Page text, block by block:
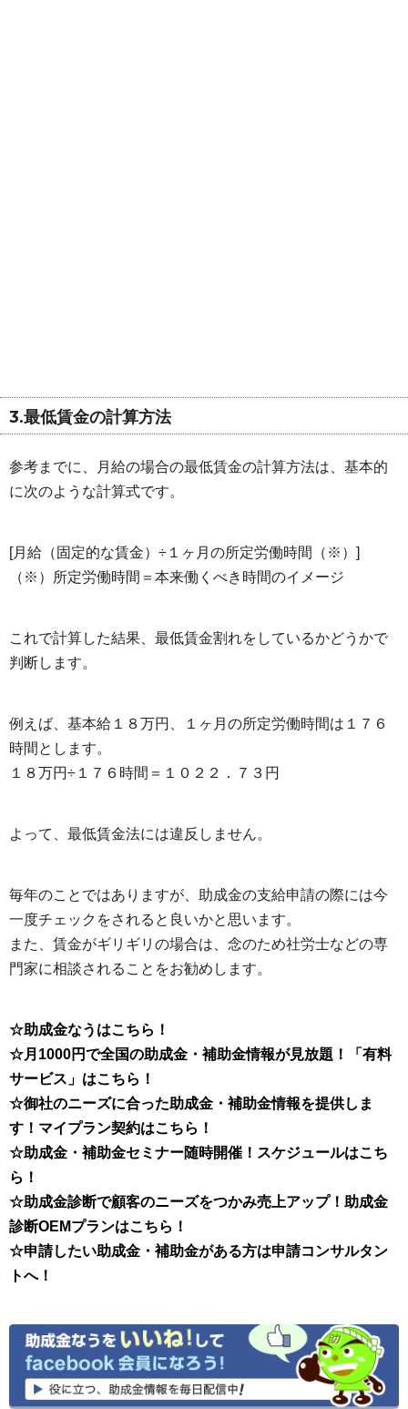
3.最低賃金の計算方法
参考までに、月給の場合の最低賃金の計算方法は、基本的
に次のような計算式です。
[月給（固定的な賃金）÷１ヶ月の所定労働時間（※）]
（※）所定労働時間＝本来働くべき時間のイメージ
これで計算した結果、最低賃金割れをしているかどうかで
判断します。
例えば、基本給１８万円、１ヶ月の所定労働時間は１７６
時間とします。
１８万円÷１７６時間＝１０２２．７３円
よって、最低賃金法には違反しません。
毎年のことではありますが、助成金の支給申請の際には今
一度チェックをされると良いかと思います。
また、賃金がギリギリの場合は、念のため社労士などの専
門家に相談されることをお勧めします。
☆助成金なうはこちら！
☆月1000円で全国の助成金・補助金情報が見放題！「有料
サービス」はこちら！
☆御社のニーズに合った助成金・補助金情報を提供しま
す！マイプラン契約はこちら！
☆助成金・補助金セミナー随時開催！スケジュールはこち
ら！
☆助成金診断で顧客のニーズをつかみ売上アップ！助成金
診断OEMプランはこちら！
☆申請したい助成金・補助金がある方は申請コンサルタン
トへ！